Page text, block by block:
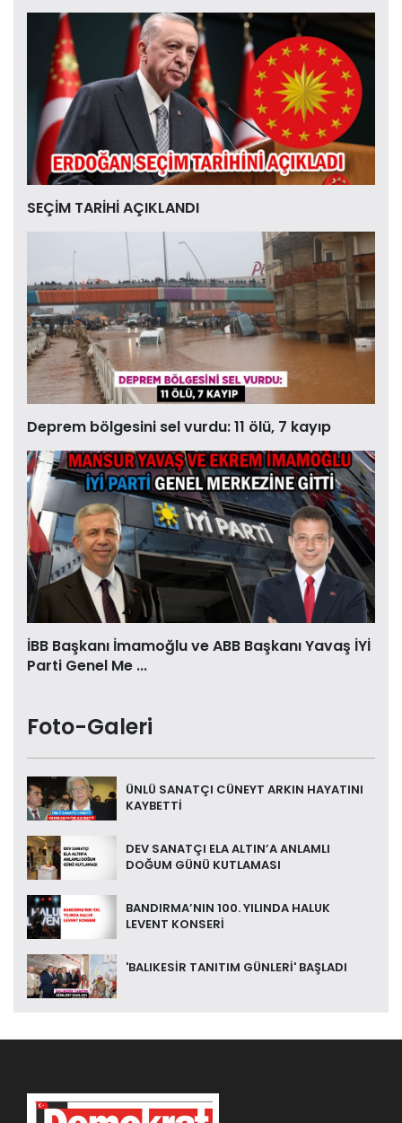
SEÇİM TARİHİ AÇIKLANDI
Deprem bölgesini sel vurdu: 11 ölü, 7 kayıp
İBB Başkanı İmamoğlu ve ABB Başkanı Yavaş İYİ
Parti Genel Me ...
Foto-Galeri
ÜNLÜ SANATÇI CÜNEYT ARKIN HAYATINI
KAYBETTİ
DEV SANATÇI ELA ALTIN’A ANLAMLI
DOĞUM GÜNÜ KUTLAMASI
BANDIRMA’NIN 100. YILINDA HALUK
LEVENT KONSERİ
'BALIKESİR TANITIM GÜNLERİ' BAŞLADI